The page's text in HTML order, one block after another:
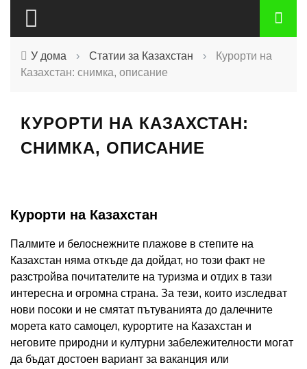
У дома › Статии за Казахстан ›
Курорти на
Казахстан: снимка, описание
КУРОРТИ НА КАЗАХСТАН:
СНИМКА, ОПИСАНИЕ
Курорти на Казахстан
Палмите и белоснежните плажове в степите на
Казахстан няма откъде да дойдат, но този факт не
разстройва почитателите на туризма и отдих в тази
интересна и огромна страна. За тези, които изследват
нови посоки и не смятат пътуванията до далечните
морета като самоцел, курортите на Казахстан и
неговите природни и културни забележителности могат
да бъдат достоен вариант за ваканция или